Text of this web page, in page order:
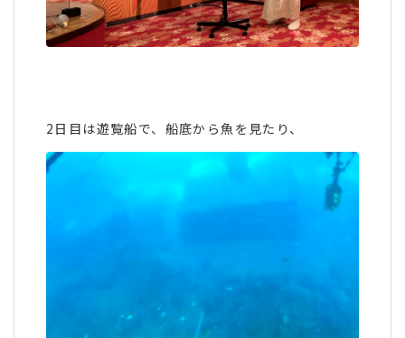
2日目は遊覧船で、船底から魚を見たり、